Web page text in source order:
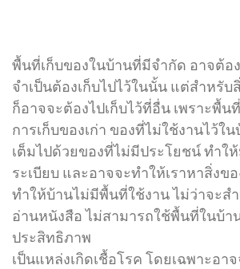
พื้นที่เก็บของในบ้านที่มีจำกัด อาจต้อ
จำเป็นต้องเก็บไปไว้ในนั้น แต่สำหรับ
ก็อาจจะต้องไปเก็บไว้ที่อื่น เพราะพื้น
การเก็บของเก่า ของที่ไม่ใช้งานไว้ใ
เต็มไปด้วยของที่ไม่มีประโยชน์ ทำใ
ระเบียบ และอาจจะทำให้เราหาสิ่งข
ทำให้บ้านไม่มีพื้นที่ใช้งาน ไม่ว่าจะส
อ่านหนังสือ ไม่สามารถใช้พื้นที่ในบ้า
ประสิทธิภาพ
เป็นแหล่งเกิดเชื้อโรค โดยเฉพาะอา